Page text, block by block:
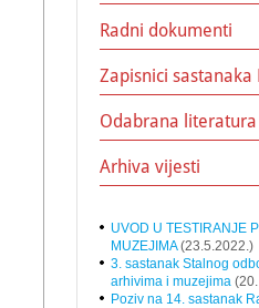
Radni dokumenti
Zapisnici sastanaka
Odabrana
Arhiva vijesti
UVOD U TESTIRANJE
MUZEJIMA(23.5.2022.)
3. sastanak Stalnog
arhivima i muzejima
Poziv na 14. sastanak